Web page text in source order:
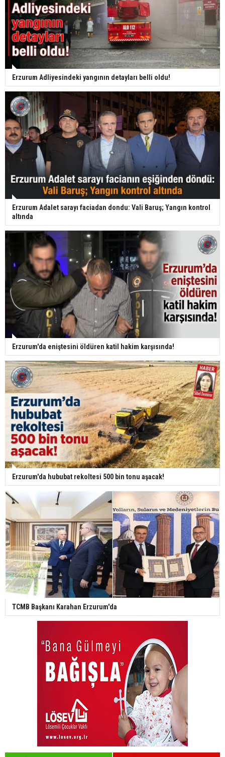
Erzurum Adliyesindeki yangının detayları belli oldu!
Erzurum Adalet sarayı faciadan dondu: Vali Baruş; Yangın kontrol
altında
Erzurum'da eniştesini öldüren katil hakim karşısında!
Erzurum'da hububat rekoltesi 500 bin tonu aşacak!
TCMB Başkanı Karahan Erzurum'da